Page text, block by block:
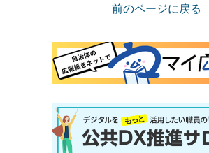
前のページに戻る